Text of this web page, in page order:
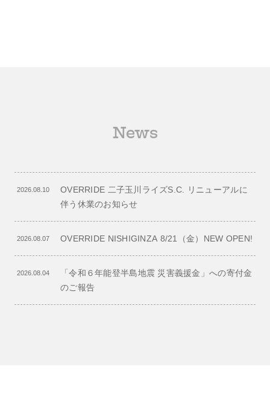
News
2026.08.10
OVERRIDE 二子玉川ライズS.C. リニューアルに
伴う休業のお知らせ
2026.08.07 OVERRIDE NISHIGINZA 8/21（金）NEW OPEN!
2026.08.04
「令和６年能登半島地震 災害義援金」への寄付金
のご報告